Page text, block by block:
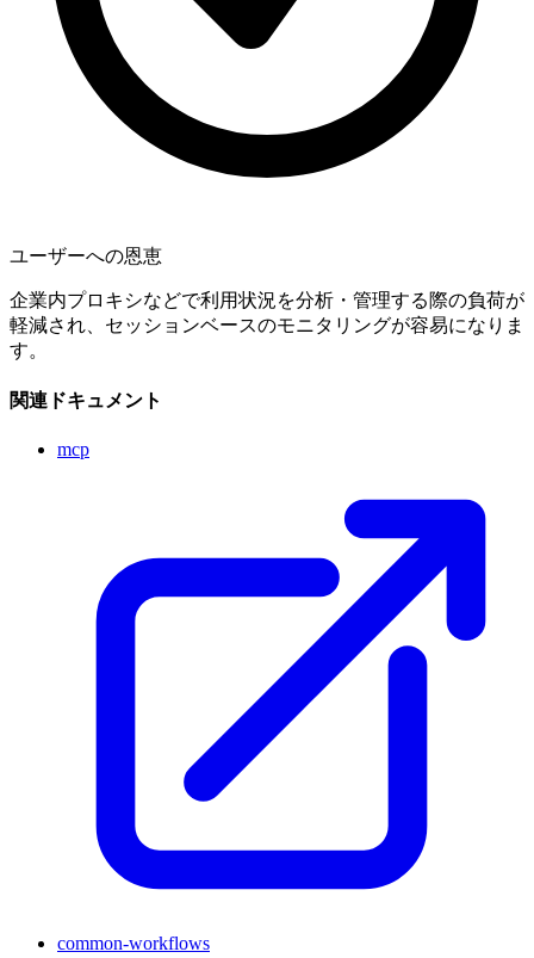
ユーザーへの恩恵
企業内プロキシなどで利用状況を分析・管理する際の負荷が
軽減され、セッションベースのモニタリングが容易になりま
す。
関連ドキュメント
mcp
common-workflows